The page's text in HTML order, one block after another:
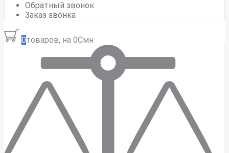
Обратный звонок
Заказ звонка
0товаров, на 0Смн